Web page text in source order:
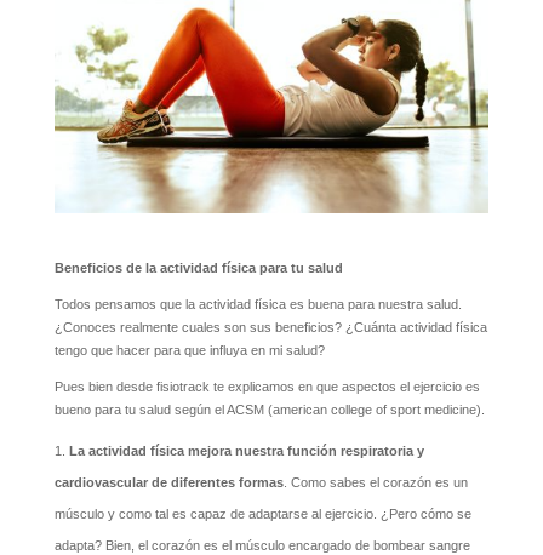
Beneficios de la actividad física para tu salud
Todos pensamos que la actividad física es buena para nuestra salud.
¿Conoces realmente cuales son sus beneficios? ¿Cuánta actividad física
tengo que hacer para que influya en mi salud?
Pues bien desde fisiotrack te explicamos en que aspectos el ejercicio es
bueno para tu salud según el ACSM (american college of sport medicine).
La actividad física mejora nuestra función respiratoria y
cardiovascular de diferentes formas. Como sabes el corazón es un
músculo y como tal es capaz de adaptarse al ejercicio. ¿Pero cómo se
adapta? Bien, el corazón es el músculo encargado de bombear sangre